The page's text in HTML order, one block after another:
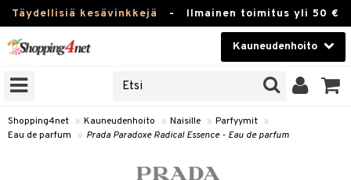
Täydellisiä kesävinkkejä - Ilmainen toimitus yli 50 €
Kauneudenhoito
Kauneudenhoito
Piilolinssit
Shopping4net » Kauneudenhoito » Naisille » Parfyymit »
Eau de parfum
» Prada Paradoxe Radical Essence - Eau de parfum